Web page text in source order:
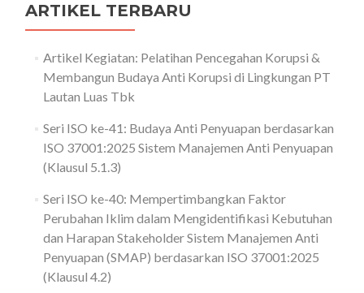
ARTIKEL TERBARU
Artikel Kegiatan: Pelatihan Pencegahan Korupsi &
Membangun Budaya Anti Korupsi di Lingkungan PT
Lautan Luas Tbk
Seri ISO ke-41: Budaya Anti Penyuapan berdasarkan
ISO 37001:2025 Sistem Manajemen Anti Penyuapan
(Klausul 5.1.3)
Seri ISO ke-40: Mempertimbangkan Faktor
Perubahan Iklim dalam Mengidentifikasi Kebutuhan
dan Harapan Stakeholder Sistem Manajemen Anti
Penyuapan (SMAP) berdasarkan ISO 37001:2025
(Klausul 4.2)